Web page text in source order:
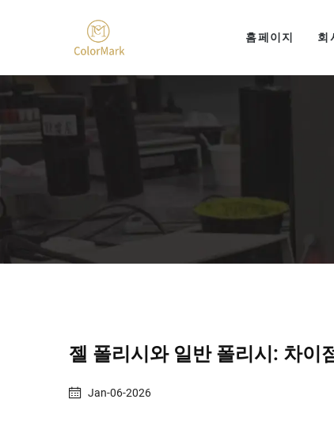
홈페이지 회
젤 폴리시와 일반 폴리시: 차이
Jan-06-2026